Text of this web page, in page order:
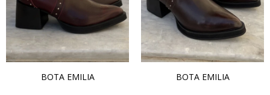
BOTA EMILIA BOTA EMILIA